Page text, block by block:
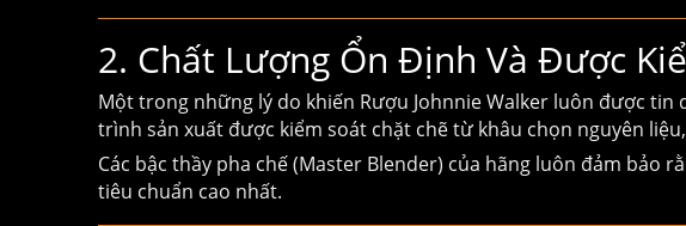
2. Chất Lượng Ổn Định Và Được
Một trong những lý do khiến Rượu Johnnie Walker luôn được tin
trình sản xuất được kiểm soát chặt chẽ từ khâu chọn nguyên
Các bậc thầy pha chế (Master Blender) của hãng luôn đảm bảo
tiêu chuẩn cao nhất.